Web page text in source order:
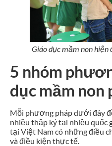
Giáo dục mầm non
5 nhóm
dục mầm non
Mỗi phương pháp dưới đây
nhiều thập kỷ tại nhiều quốc
tại Việt Nam có những điều
và điều kiện thực tế.